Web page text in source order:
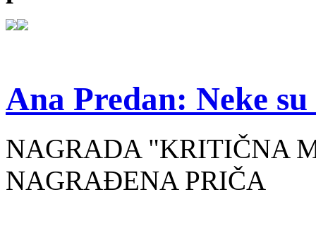
Ana Predan: Neke
NAGRADA "KRITIČNA
NAGRAĐENA PRIČA